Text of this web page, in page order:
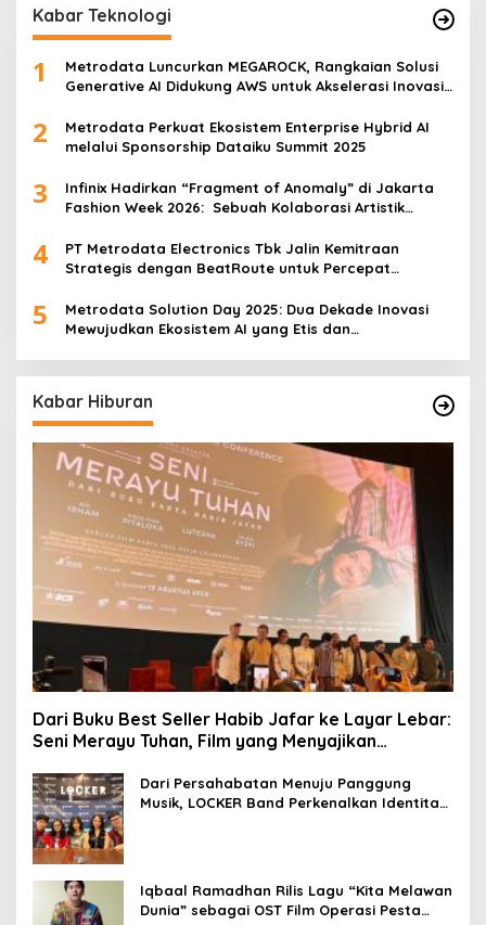
Kabar Teknologi
1
Metrodata Luncurkan MEGAROCK, Rangkaian Solusi
Generative AI Didukung AWS untuk Akselerasi Inovasi
2
Metrodata Perkuat Ekosistem Enterprise Hybrid AI
melalui Sponsorship Dataiku Summit 2025
3
Infinix Hadirkan “Fragment of Anomaly” di Jakarta
Fashion Week 2026: Sebuah Kolaborasi Artistik
Eksperimen Robotik ‘R.AT.S’ Lab
4
PT Metrodata Electronics Tbk Jalin Kemitraan
Strategis dengan BeatRoute untuk Percepat
5
Metrodata Solution Day 2025: Dua Dekade Inovasi
Mewujudkan Ekosistem AI yang Etis dan
Kabar Hiburan
Dari Buku Best Seller Habib Jafar ke Layar Lebar:
Seni Merayu Tuhan, Film yang Menyajikan
Dari Persahabatan Menuju Panggung
Musik, LOCKER Band Perkenalkan Identitas
Iqbaal Ramadhan Rilis Lagu “Kita Melawan
Dunia” sebagai OST Film Operasi Pesta